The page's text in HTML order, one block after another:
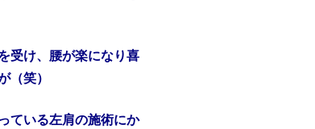
受け、腰が楽になり喜
（笑）
ている左肩の施術にか